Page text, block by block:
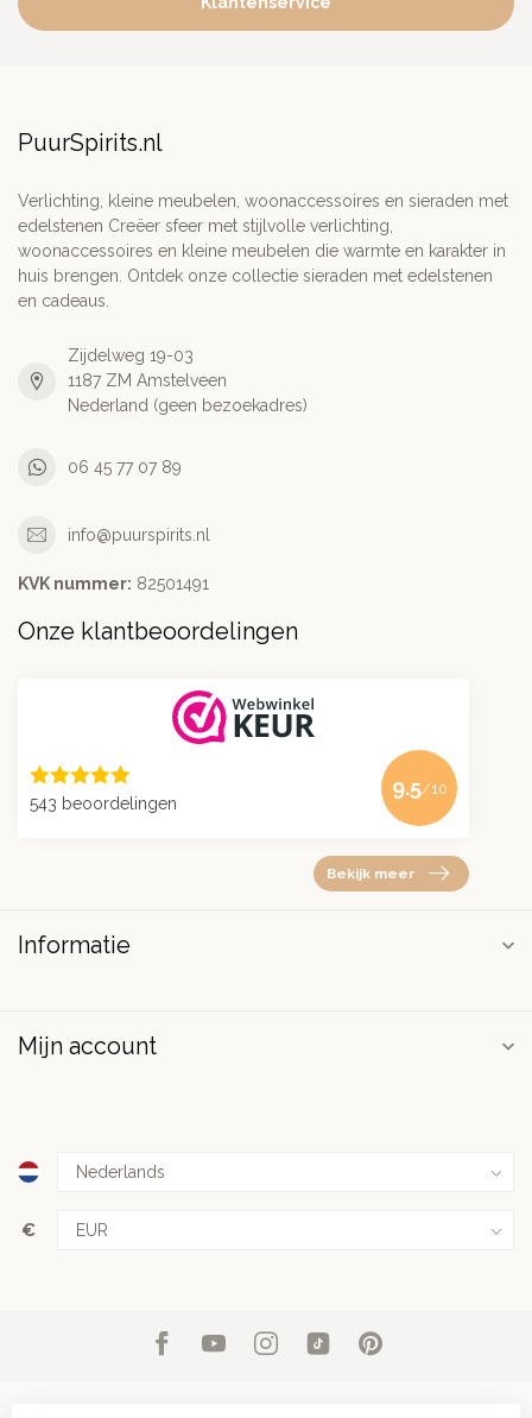
PuurSpirits.nl
Verlichting, kleine meubelen, woonaccessoires en sieraden met
edelstenen Creëer sfeer met stijlvolle verlichting,
woonaccessoires en kleine meubelen die warmte en karakter in
huis brengen. Ontdek onze collectie sieraden met edelstenen
en cadeaus.
Zijdelweg 19-03
1187 ZM Amstelveen
Nederland (geen bezoekadres)
06 45 77 07 89
info@puurspirits.nl
KVK nummer: 82501491
Onze klantbeoordelingen
543 beoordelingen
9.5/10
Bekijk meer
Informatie
Mijn account
€